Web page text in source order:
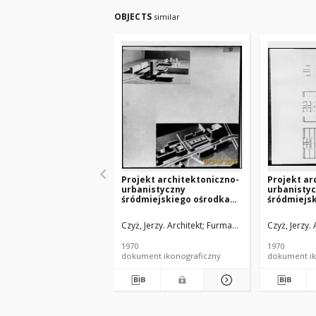
OBJECTS similar
Projekt architektoniczno-
urbanistyczny
śródmiejskiego ośrodka
Konkurs SARP nr 372 :
praca nr 20, I nagroda. Zdj.
Czyż, Jerzy. Architekt Furman, Jan (1929-1966).
1970
dokument ikonograficzny
Projekt
Konkurs
praca nr
Czyż,
1970
dokument